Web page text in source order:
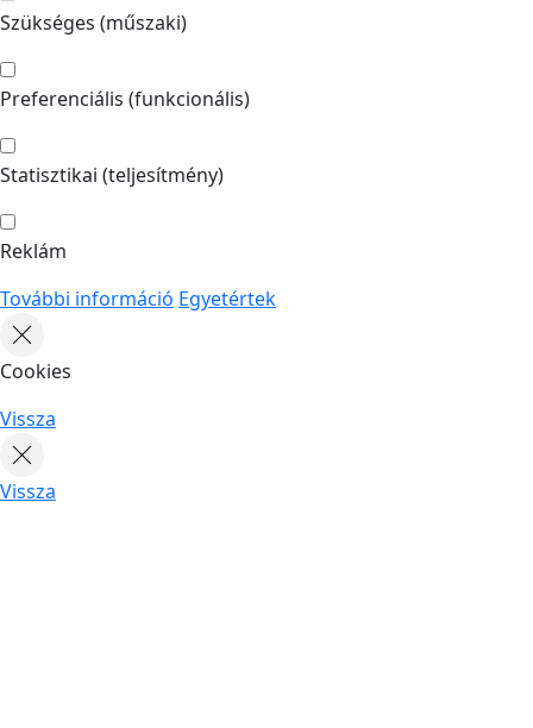
Szükséges (műszaki)
Preferenciális (funkcionális)
Statisztikai (teljesítmény)
Reklám
További információ Egyetértek
Cookies
Vissza
Vissza